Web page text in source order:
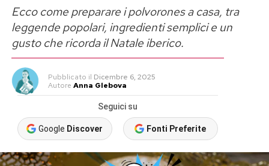
Ecco come preparare i polvorones a casa, tra
leggende popolari, ingredienti semplici e un
gusto che ricorda il Natale iberico.
Pubblicato il Dicembre 6, 2025
Autore Anna Glebova
Seguici su
Google Discover Fonti Preferite